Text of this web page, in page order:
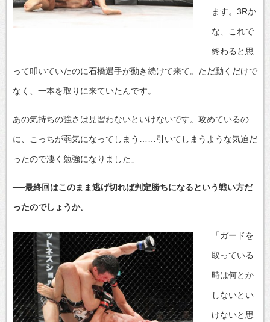
ます。3Rか
な、これで
終わると思
って叩いていたのに石橋選手が動き続けて来て。ただ動くだけで
なく、一本を取りに来ていたんです。
あの気持ちの強さは見習わないといけないです。攻めているの
に、こっちが弱気になってしまう……引いてしまうような気迫だ
ったので凄く勉強になりました」
──最終回はこのまま逃げ切れば判定勝ちになるという戦い方だ
ったのでしょうか。
「ガードを
取っている
時は何とか
しないとい
けないと思